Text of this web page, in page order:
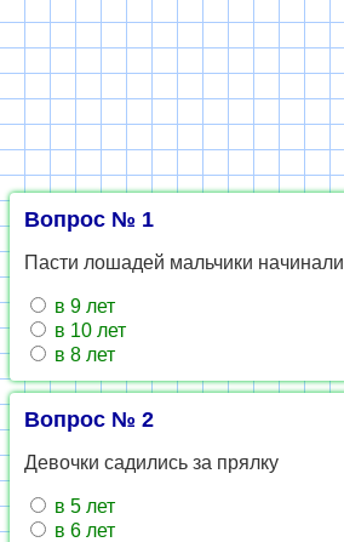
Вопрос № 1
Пасти лошадей мальчики начинали
в 9 лет
в 10 лет
в 8 лет
Вопрос № 2
Девочки садились за прялку
в 5 лет
в 6 лет